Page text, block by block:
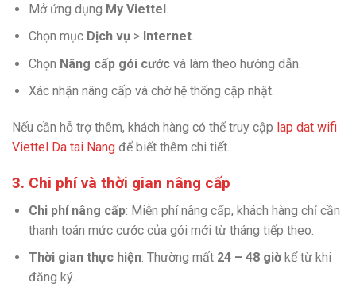
Mở ứng dụng My Viettel.
Chọn mục Dịch vụ > Internet.
Chọn Nâng cấp gói cướcvà làm theo hướng dẫn.
Xác nhận nâng cấp và chờ hệ thống cập nhật.
Nếu cần hỗ trợ thêm, khách hàng có thể truy cập lap dat wifi
Viettel Da tai Nang để biết thêm chi tiết.
3. Chi phí và thời gian nâng cấp
Chi phí nâng cấp: Miễn phí nâng cấp, khách hàng chỉ cần
thanh toán mức cước của gói mới từ tháng tiếp theo.
Thời gian thực hiện: Thường mất 24 – 48 giờkể từ khi
đăng ký.